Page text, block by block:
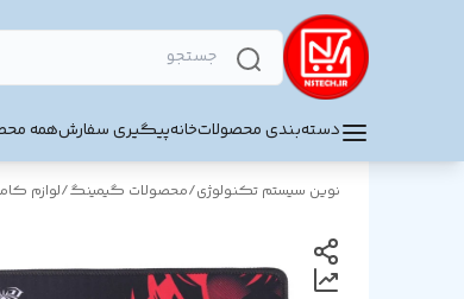
دسته‌بندی محصولاتخانهپیگیری سفارشهمه
نوین سیستم تکنولوژی/محصولات گیمینگ/لوازم